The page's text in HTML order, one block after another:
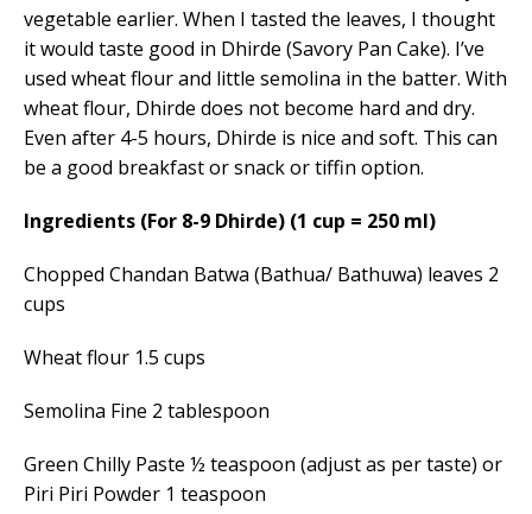
vegetable earlier. When I tasted the leaves, I thought
it would taste good in Dhirde (Savory Pan Cake). I’ve
used wheat flour and little semolina in the batter. With
wheat flour, Dhirde does not become hard and dry.
Even after 4-5 hours, Dhirde is nice and soft. This can
be a good breakfast or snack or tiffin option.
Ingredients (For 8-9 Dhirde) (1 cup = 250 ml)
Chopped Chandan Batwa (Bathua/ Bathuwa) leaves 2
cups
Wheat flour 1.5 cups
Semolina Fine 2 tablespoon
Green Chilly Paste ½ teaspoon (adjust as per taste) or
Piri Piri Powder 1 teaspoon